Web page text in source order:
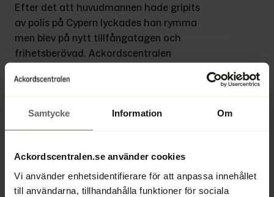
Samtycke Information Om
Ackordscentralen.se använder cookies
Vi använder enhetsidentifierare för att anpassa innehållet
till användarna, tillhandahålla funktioner för sociala
Efter det att huvudmannen hade gripits
av polis på Cypern lyckades han rymma
men blev på nytt tillfångatagen och
frihetsberövad. Ackordscentralen
huvudmannen och för två av de
Bergman som konkursförvaltare.
tillgångarna i de inblandade konkursbona.
Bristen i bouppteckningarna i alla
konkurser som ingår i konkurshärvan